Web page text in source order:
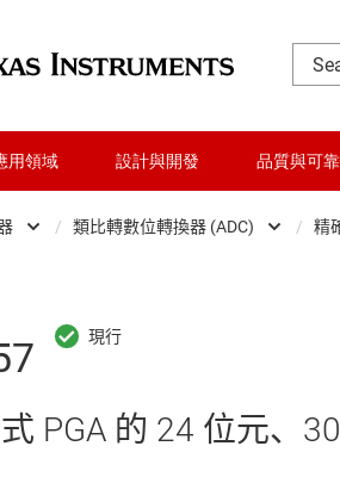
用領域 設計與開發 品質與可
交換器與多工器
射頻 (RF) 與微波
/ 類比轉數位轉換器 (ADC)
數位轉類比轉換器
/ 精
PGA 的 24 位元、